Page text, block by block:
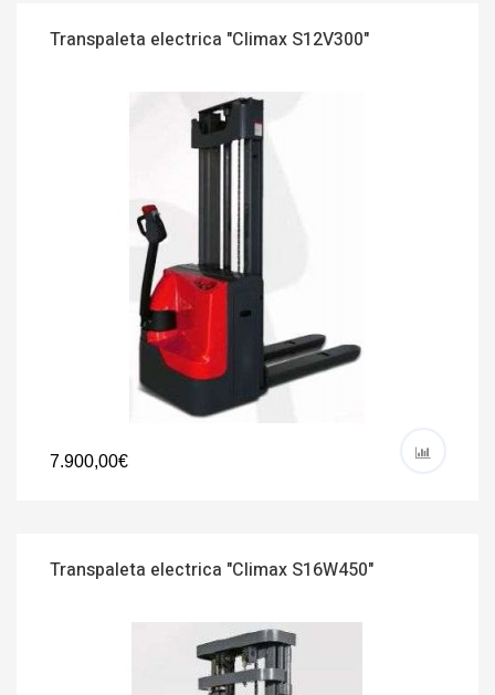
Transpaleta electrica "Climax S12V300"
7.900,00€
Transpaleta electrica "Climax S16W450"